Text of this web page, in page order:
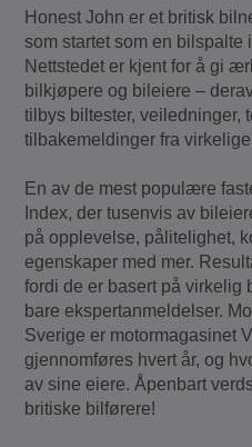
Honest John er et britisk
som startet som en bilspalte
Nettstedet er kjent for å gi
bilkjøpere og bileiere –
tilbys biltester, veiledninger,
tilbakemeldinger fra
En av de mest populære
Index, der tusenvis av
på opplevelse, pålitelighet,
egenskaper med mer.
fordi de er basert på virkelig
bare ekspertanmeldelser.
Sverige er motormagasinet
gjennomføres hvert år, og
av sine eiere. Åpenbart
britiske bilførere!